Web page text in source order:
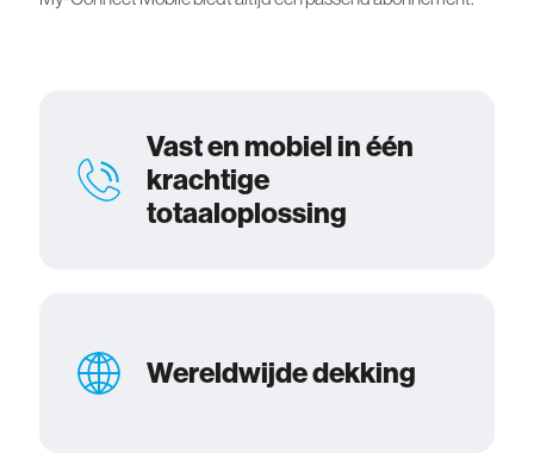
Vast en mobiel in één
krachtige
totaaloplossing
Wereldwijde dekking